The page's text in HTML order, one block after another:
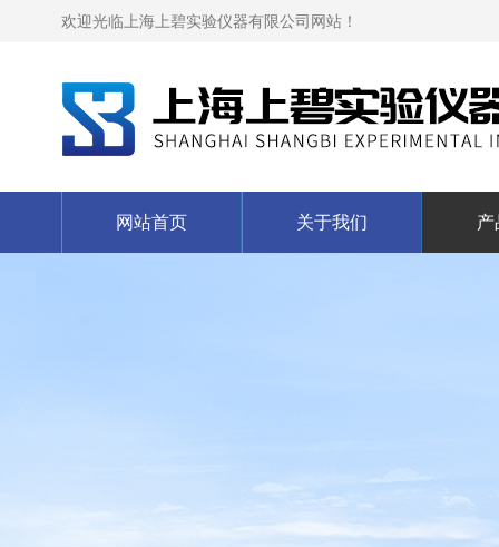
欢迎光临上海上碧实验仪器有限公司网站！
网站首页 关于我们 产